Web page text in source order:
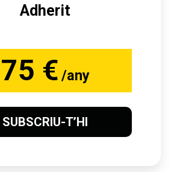
Adherit
75 € /any
SUBSCRIU-T’HI